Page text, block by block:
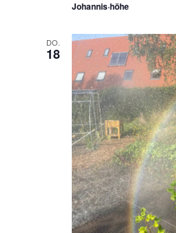
Johannis·höhe
DO.
18